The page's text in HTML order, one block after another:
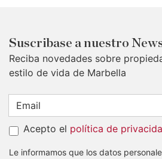
Suscribase a nuestro
Reciba novedades sobre
estilo de vida de Marbella
Acepto el política de
Le informamos que los datos